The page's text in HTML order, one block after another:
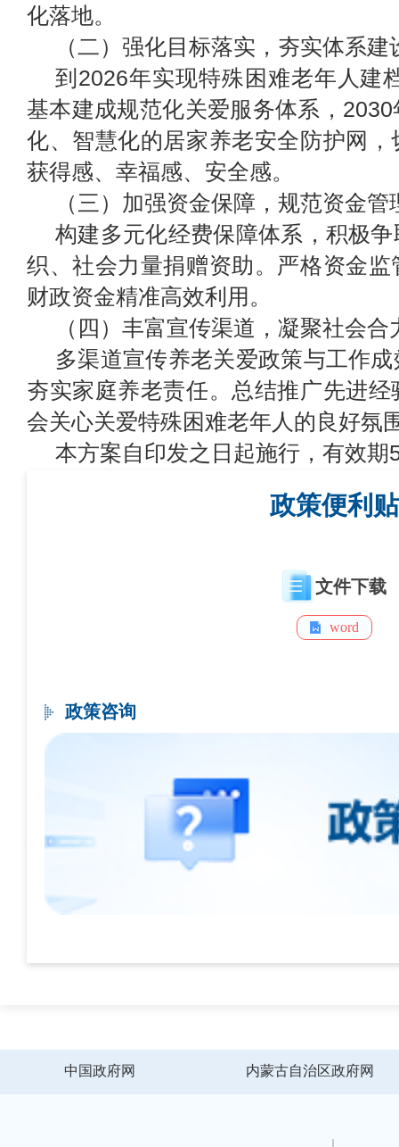
化落地。
（二） 强化目标落实，夯实体系建
到2026年实现特殊困难老年人建
基本建成规范化关爱服务体系，
化、智慧化的居家养老安全防护网
获得感、幸福感、安全感。
（三） 加强资金保障，规范资金管
构建多元化经费保障体系，积极
织、社会力量捐赠资助。严格资金
财政资金精准高效利用。
（ 四 ）丰富宣传渠道，凝聚社会合
多渠道宣传养老关爱政策与工作
夯实家庭养老责任。总结推广先进
会关心关爱特殊困难老年人的良好氛
本方案自印发之日起施行，有效期
政策便利贴
文件下载
word
政策咨询
中国政府网 内蒙古自治区政府网